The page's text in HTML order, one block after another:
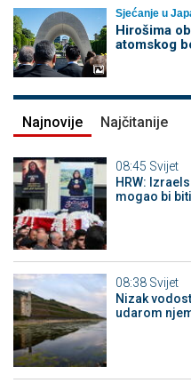
Sjećanje u
Hirošima
atomskog
Najnovije Najčitanije
08:45 Svijet
HRW:
mogao bi
08:38 Svijet
Nizak
udarom